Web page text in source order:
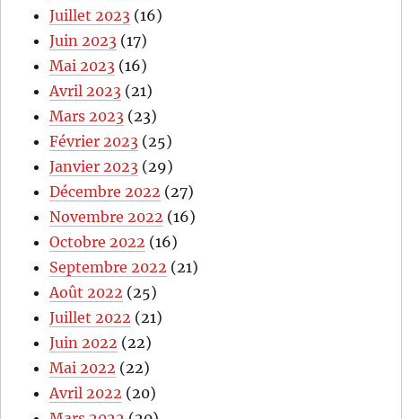
Juillet 2023 (16)
Juin 2023 (17)
Mai 2023 (16)
Avril 2023 (21)
Mars 2023 (23)
Février 2023 (25)
Janvier 2023 (29)
Décembre 2022 (27)
Novembre 2022 (16)
Octobre 2022 (16)
Septembre 2022 (21)
Août 2022 (25)
Juillet 2022 (21)
Juin 2022 (22)
Mai 2022 (22)
Avril 2022 (20)